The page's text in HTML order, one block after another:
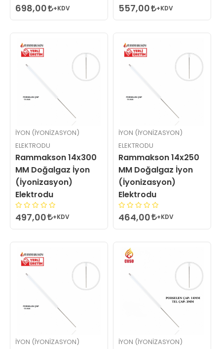
698,00 +KDV 557,00 +KDV
İYON (İYONIZASYON)
ELEKTRODU
Rammakson 14x300
MM Doğalgaz İyon
(İyonizasyon)
Elektrodu
497,00 +KDV
İYON (İYONIZASYON)
ELEKTRODU
Rammakson 14x250
MM Doğalgaz İyon
(İyonizasyon)
Elektrodu
464,00 +KDV
İYON (İYONIZASYON)
İYON (İYONIZASYON)